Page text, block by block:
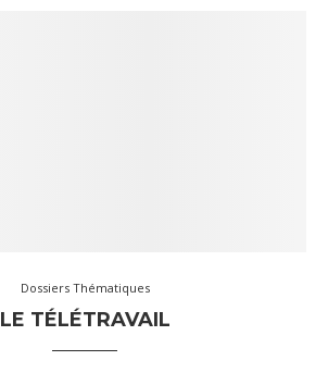
Dossiers Thématiques
LE TÉLÉTRAVAIL